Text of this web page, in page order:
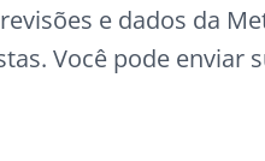
e dados da
Você pode enviar